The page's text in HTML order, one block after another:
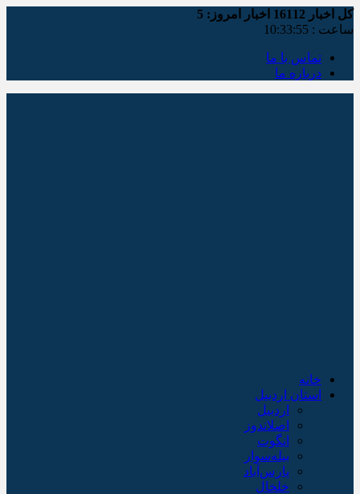
کل اخبار اخبار امروز: 5
ساعت : 10:33:55
تماس با ما
درباره ما
خانه
استان اردبیل
اردبیل
اصلاندوز
انگوت
بیله‌سوار
پارس‌آباد
خلخال